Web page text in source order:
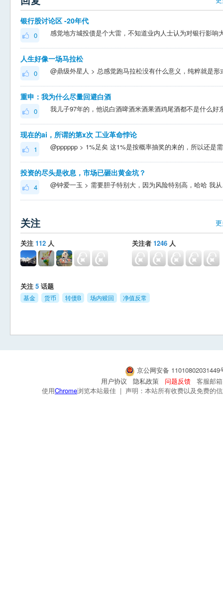
银行股讨论区 -20年代
0
人生好像一场马拉松
0
重申：我为什么尽量回避白酒
0
现在的ai，所谓的第x次 工业革命悖论
1
投资的尽头是收息，市场已砸出黄金坑？
4 @钟爱
关注
关注 112 人 关注者 1246 人
关注 5 话题
基金 货币 转债B 场内赎回 净值反常
京公网安备
用户协议
隐私政策 问题反馈
客服邮
使用Chrome浏览本站最佳 | 声明：本站所有收费以及免费的